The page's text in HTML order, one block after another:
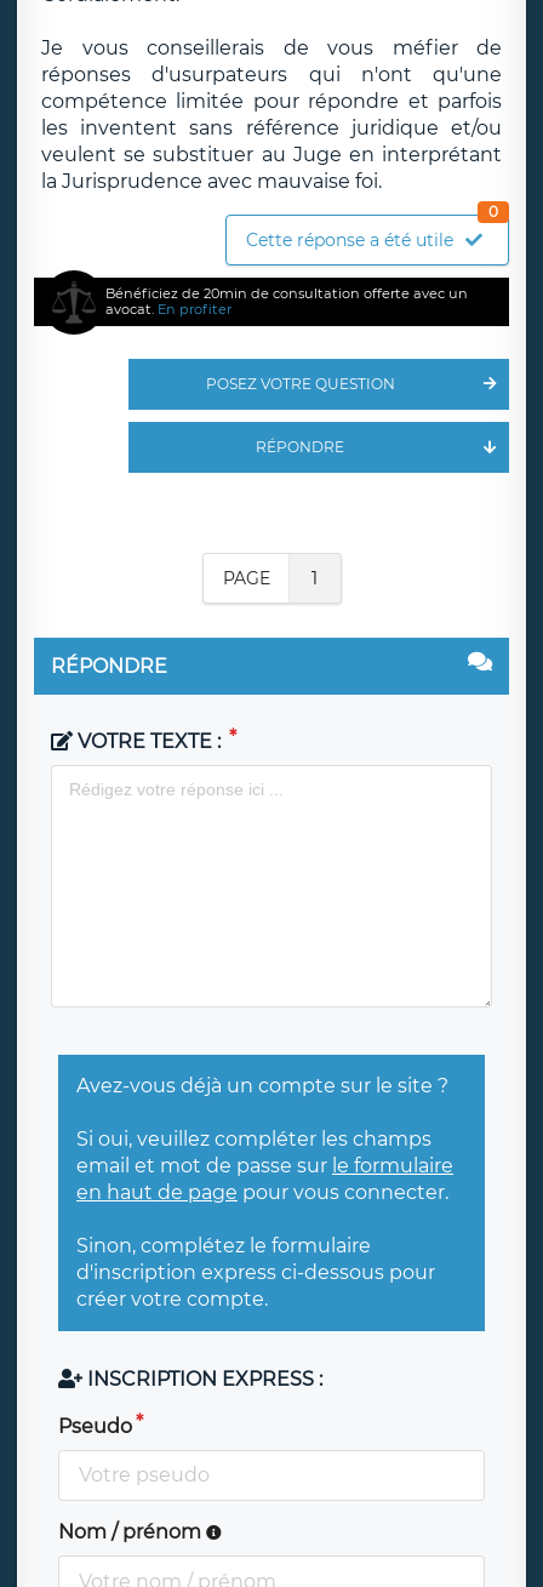
Je vous conseillerais de vous méfier de
réponses d'usurpateurs qui n'ont qu'une
compétence limitée pour répondre et parfois
les inventent sans référence juridique et/ou
veulent se substituer au Juge en interprétant
la Jurisprudence avec mauvaise foi.
Cette réponse a été utile
0
Bénéficiez de 20min de consultation offerte avec un
avocat. En profiter
POSEZ VOTRE QUESTION
RÉPONDRE
PAGE 1
RÉPONDRE
VOTRE TEXTE :
Avez-vous déjà un compte sur le site ?
Si oui, veuillez compléter les champs
email et mot de passe sur le formulaire
en haut de page pour vous connecter.
Sinon, complétez le formulaire
d'inscription express ci-dessous pour
créer votre compte.
INSCRIPTION EXPRESS :
Pseudo
Nom / prénom